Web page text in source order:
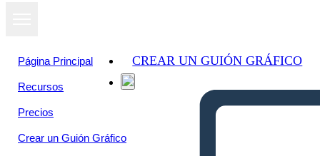
Página Principal
Recursos
Precios
Crear un Guión Gráfico
CREAR UN GUIÓN GRÁFICO